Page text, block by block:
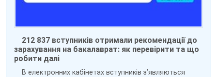
212 837 вступників отримали рекомендації до
зарахування на бакалаврат: як перевірити та що
робити далі
В електронних кабінетах вступників зʼявляються